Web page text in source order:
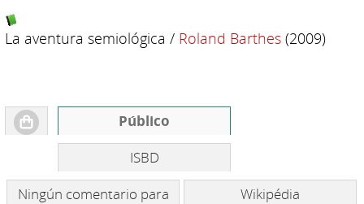
La aventura semiológica / Roland Barthes(2009)
Público
ISBD
Ningún comentario para
Wikipédia